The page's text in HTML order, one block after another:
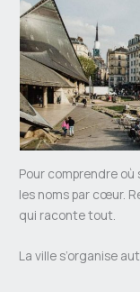
Pour comprendre
les noms par cœur.
qui raconte tout.
La ville s’organise